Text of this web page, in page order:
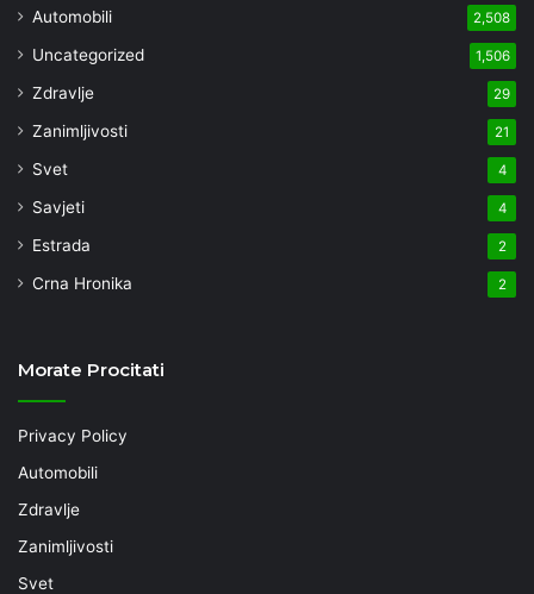
Automobili 2,508
Uncategorized 1,506
Zdravlje 29
Zanimljivosti 21
Svet 4
Savjeti 4
Estrada 2
Crna Hronika 2
Morate Procitati
Privacy Policy
Automobili
Zdravlje
Zanimljivosti
Svet